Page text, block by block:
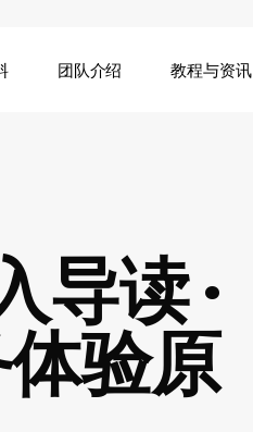
团队介绍 教程与资讯
导读 ·
验原